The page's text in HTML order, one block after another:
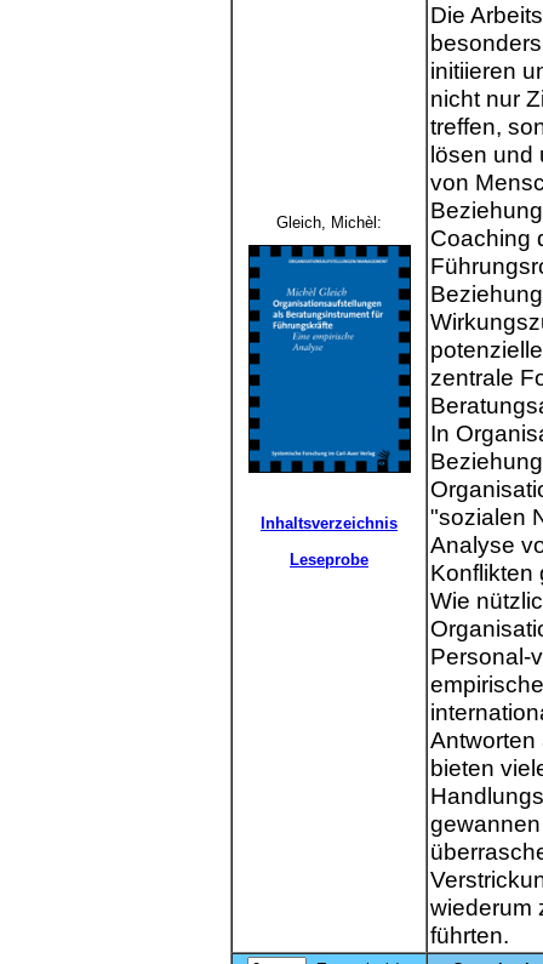
Gleich, Michèl:
Inhaltsverzeichnis
Leseprobe
Die
initiieren
nicht nur
treffen,
lösen und
von
Coaching
zentrale
In
"sozialen
Analyse
Konflikten
Wie
Personal-
Antworten
bieten
wiederum
führten.